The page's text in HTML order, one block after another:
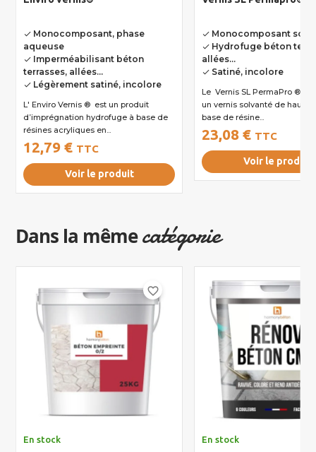
done Monocomposant, phase
aqueuse
done Imperméabilisant béton
terrasses, allées...
done Légèrement satiné, incolore
L' Enviro Vernis ® est un produit
d’imprégnation hydrofuge à base de
résines acryliques en...
12,79 € TTC
Voir le produit
done Monocomposant
done Hydrofuge béton
allées...
done Satiné, incolore
Le Vernis SL PermaPro ® Satiné est
un vernis solvanté de haute
base de résine...
23,08 € TTC
Voir le produit
Dans la mêmecatégorie
favorite_border
En stock En stock